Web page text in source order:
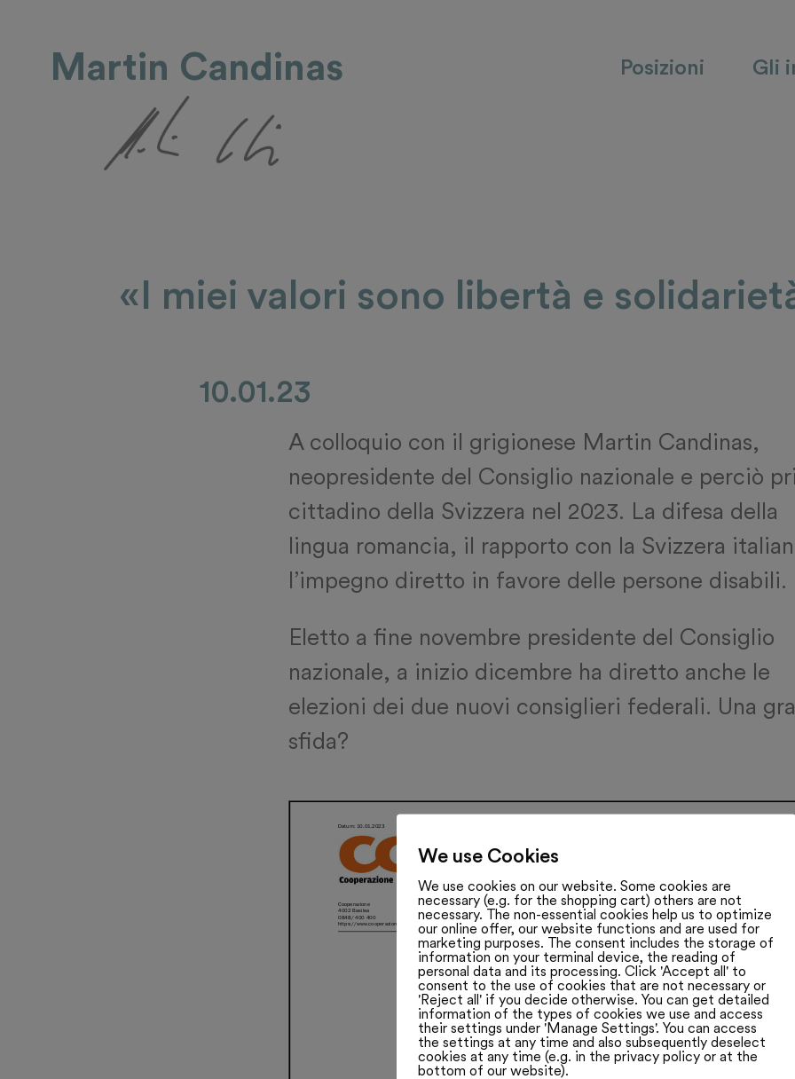
Martin Candinas Posizioni Gli
«I miei valori sono libertà e
10.01.23
A colloquio con il grigionese Martin Candinas,
neopresidente del Consiglio nazionale e perciò
cittadino della Svizzera nel 2023. La difesa della
lingua romancia, il rapporto con la Svizzera
l’impegno diretto in favore delle persone disabili.
Eletto a fine novembre presidente del Consiglio
nazionale, a inizio dicembre ha diretto anche le
elezioni dei due nuovi consiglieri federali. Una
sfida?
We use Cookies
We use cookies on our website. Some cookies are
necessary (e.g. for the shopping cart) others are not
necessary. The non-essential cookies help us to optimize
our online offer, our website functions and are used for
marketing purposes. The consent includes the storage of
information on your terminal device, the reading of
personal data and its processing. Click 'Accept all' to
consent to the use of cookies that are not necessary or
'Reject all' if you decide otherwise. You can get detailed
information of the types of cookies we use and access
their settings under 'Manage Settings'. You can access
the settings at any time and also subsequently deselect
cookies at any time (e.g. in the privacy policy or at the
bottom of our website).